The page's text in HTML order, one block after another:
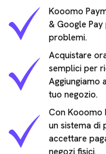
Kooomo
& Google
problemi.
Acquistare
semplici per
Aggiungiamo
tuo negozio.
Con Kooomo
un sistema di
accettare
negozi fisici.